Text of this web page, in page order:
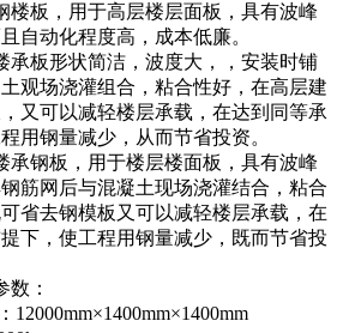
楼板，用于高层楼层面板，具有波峰
自动化程度高，成本低廉。
承板形状简洁，波度大，，安装时铺
观场浇灌组合，粘合性好，在高层建
又可以减轻楼层承载，在达到同等承
用钢量减少，从而节省投资。
承钢板，用于楼层楼面板，具有波峰
筋网后与混凝土现场浇灌结合，粘合
省去钢模板又可以减轻楼层承载，在
下，使工程用钢量减少，既而节省投
数：